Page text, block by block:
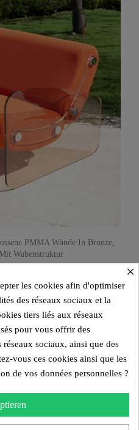
PMMA Wände In Bronze,
Wabenstruktur
Weiß Braun
×
les cookies afin d'optimiser
des réseaux sociaux et la
tiers liés aux réseaux
pour vous offrir des
sociaux, ainsi que des
vous ces cookies ainsi que les
de vos données personnelles ?